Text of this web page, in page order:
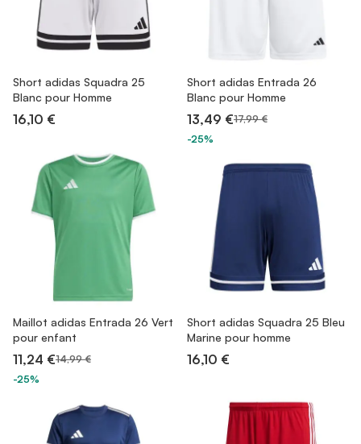
Short adidas Squadra 25
Blanc pour Homme
16,10 €
Short adidas Entrada 26
Blanc pour Homme
13,49 €17,99 €
-25%
Maillot adidas Entrada 26 Vert
pour enfant
11,24 €14,99 €
-25%
Short adidas Squadra 25 Bleu
Marine pour homme
16,10 €